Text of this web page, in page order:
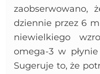
zaobserwowano,
dziennie przez 6
niewielkiego
omega-3 w
Sugeruje to, że